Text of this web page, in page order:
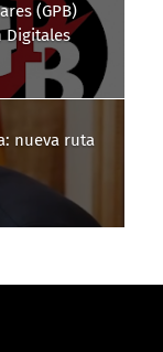
(GPB)
Digitales
nueva ruta